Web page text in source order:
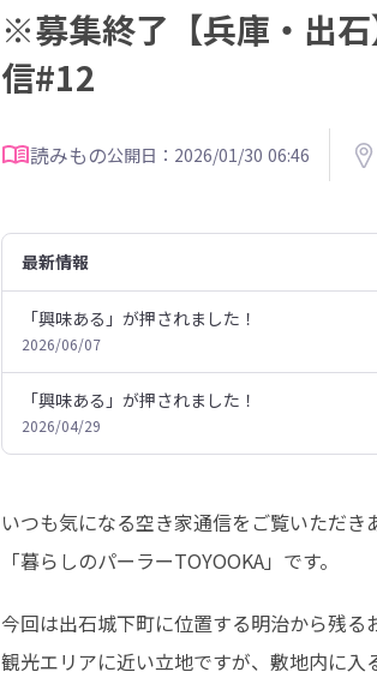
※募集終了【兵庫・出
信#12
読みもの公開日：2026/01/30 06:46
最新情報
「興味ある」が押されました！
2026/06/07
「興味ある」が押されました！
2026/04/29
いつも気になる空き家通信をご覧いただき
「暮らしのパーラーTOYOOKA」です。
今回は出石城下町に位置する明治から残る
観光エリアに近い立地ですが、敷地内に